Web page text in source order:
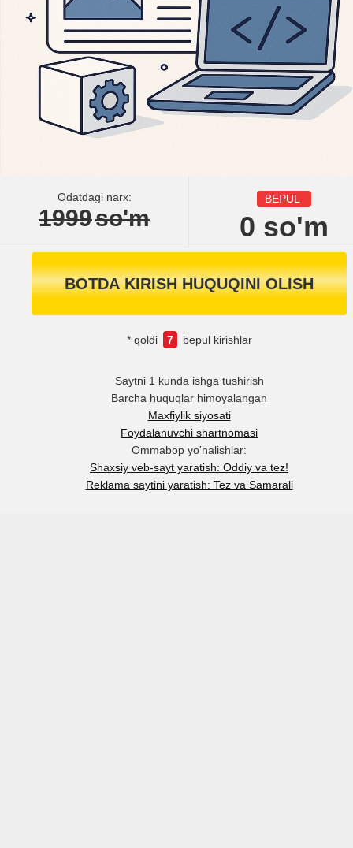
Odatdagi narx:
1999so'm
BEPUL
0 so'm
BOTDA KIRISH HUQUQINI OLISH
* qoldi 7 bepul kirishlar
Saytni 1 kunda ishga tushirish
Barcha huquqlar himoyalangan
Maxfiylik siyosati
Foydalanuvchi shartnomasi
Ommabop yo'nalishlar:
Shaxsiy veb-sayt yaratish: Oddiy va tez!
Reklama saytini yaratish: Tez va Samarali